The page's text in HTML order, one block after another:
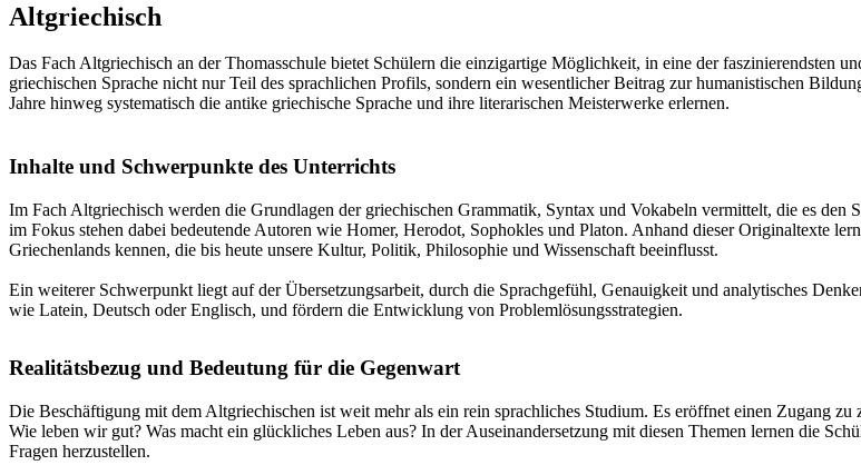
Altgriechisch
Das Fach Altgriechisch an der Thomasschule bietet Schülern die einzigartige Möglichkeit, in eine der faszinierendsten
griechischen Sprache nicht nur Teil des sprachlichen Profils, sondern ein wesentlicher Beitrag zur humanistischen
Jahre hinweg systematisch die antike griechische Sprache und ihre literarischen Meisterwerke erlernen.
Inhalte und Schwerpunkte des Unterrichts
Im Fach Altgriechisch werden die Grundlagen der griechischen Grammatik, Syntax und Vokabeln vermittelt, die es den
im Fokus stehen dabei bedeutende Autoren wie Homer, Herodot, Sophokles und Platon. Anhand dieser Originaltexte
Griechenlands kennen, die bis heute unsere Kultur, Politik, Philosophie und Wissenschaft beeinflusst.
Ein weiterer Schwerpunkt liegt auf der Übersetzungsarbeit, durch die Sprachgefühl, Genauigkeit und analytisches
wie Latein, Deutsch oder Englisch, und fördern die Entwicklung von Problemlösungsstrategien.
Realitätsbezug und Bedeutung für die Gegenwart
Die Beschäftigung mit dem Altgriechischen ist weit mehr als ein rein sprachliches Studium. Es eröffnet einen Zugang
Wie leben wir gut? Was macht ein glückliches Leben aus? In der Auseinandersetzung mit diesen Themen lernen die
Fragen herzustellen.